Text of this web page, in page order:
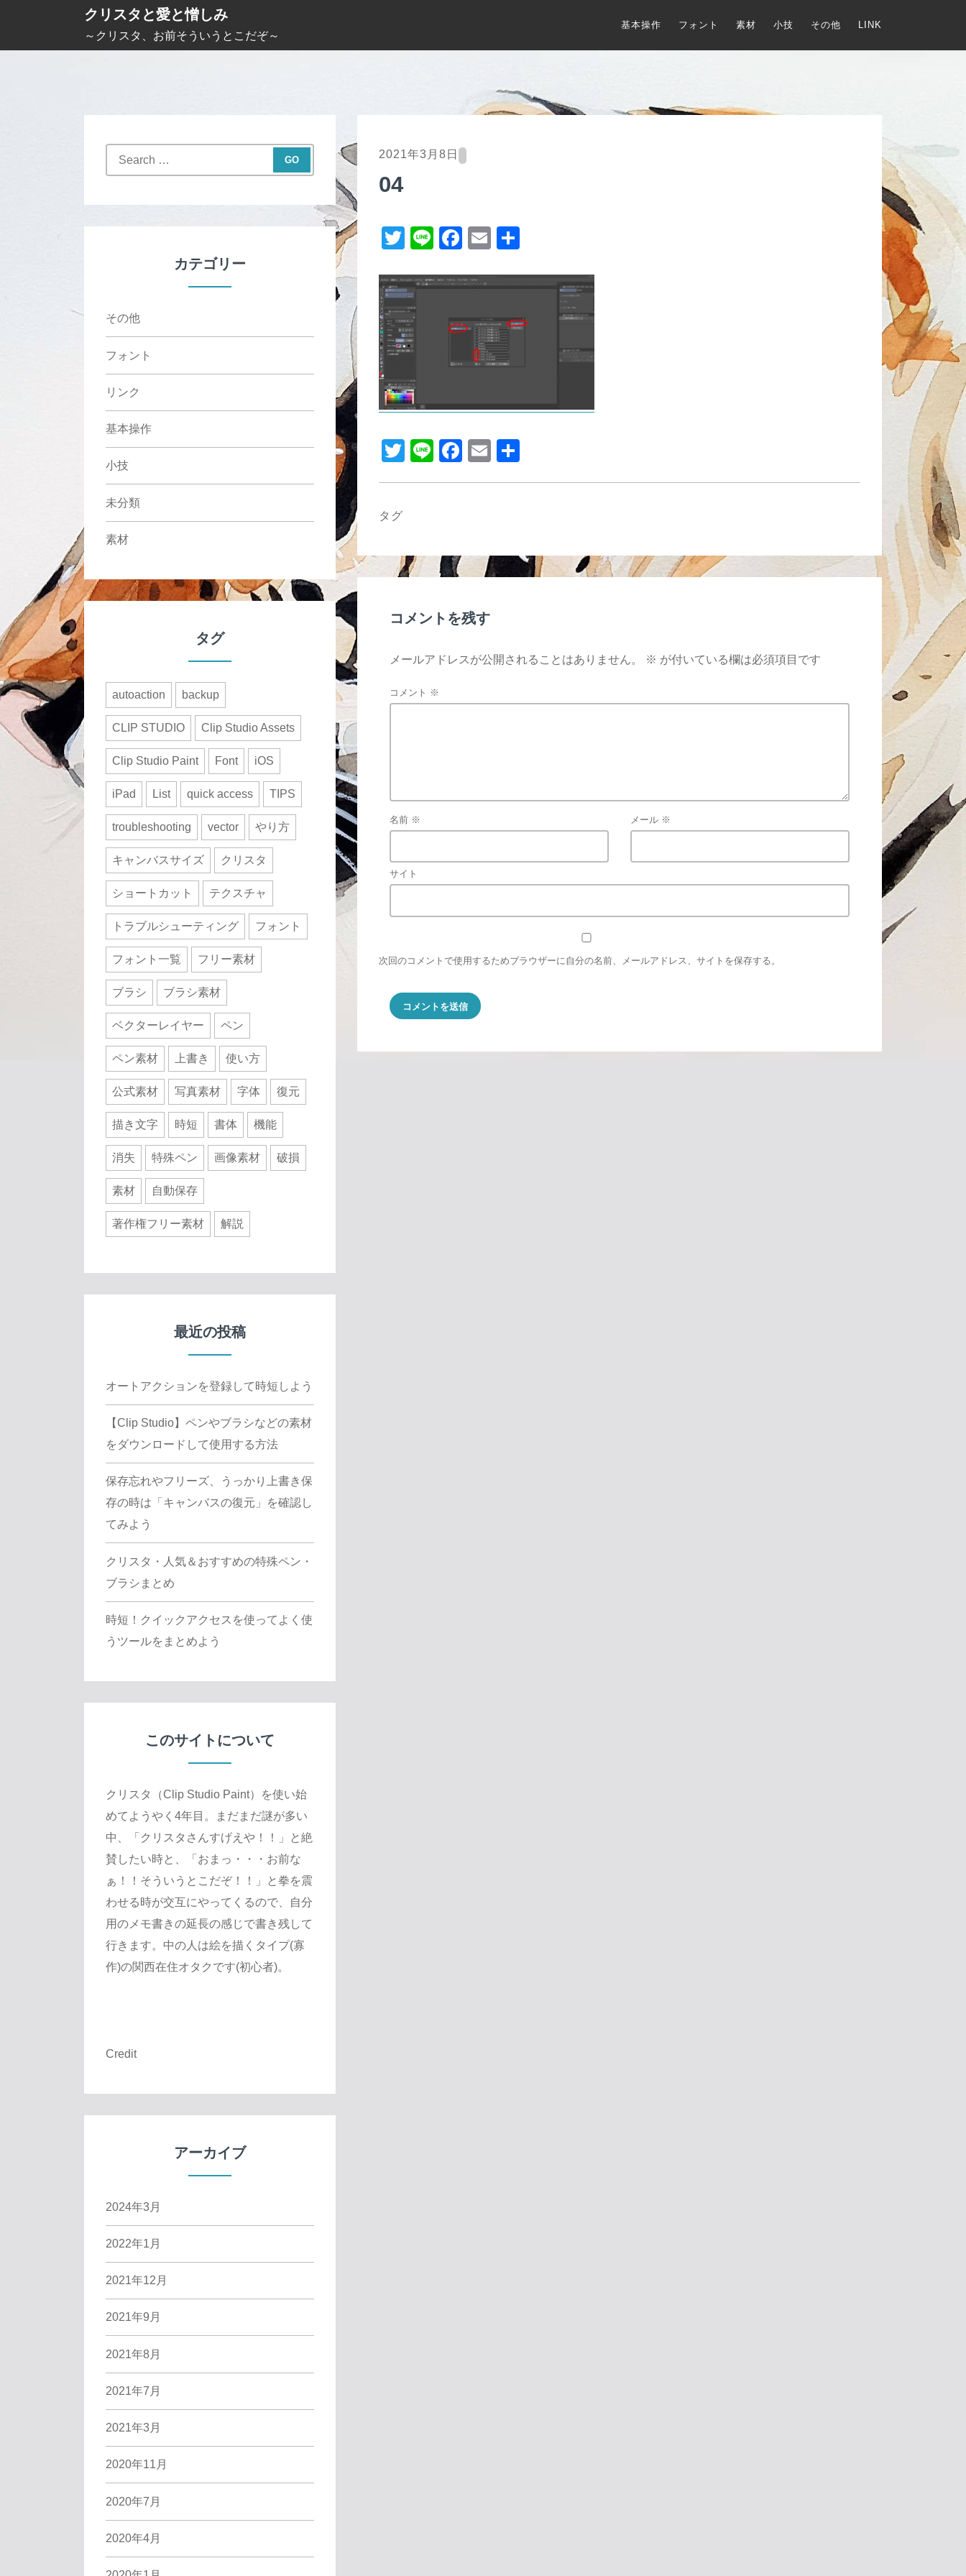
i
クリスタと愛と憎しみ
～クリスタ、お前そういうとこだぞ～
基本操作 フォント 素材 小技 その他 LINK
2021年3月8日
04
T
tt
er
Li
e
F
c
b
o
E
ail
T
Li
F
o
k
E
タグ
コメントを残す
メールアドレスが公開されることはありません。 ※ が付いている欄は必須項目です
コメント ※
名前 ※ メール ※
サイト
次回のコメントで使用するためブラウザーに自分の名前、メールアドレス、サイトを保存する。
カテゴリー
その他
フォント
リンク
基本操作
小技
未分類
素材
タグ
autoaction backup
CLIP STUDIO Clip Studio Assets
Clip Studio Paint Font iOS
iPad List quick access TIPS
troubleshooting vector やり方
キャンバスサイズ クリスタ
ショートカット テクスチャ
トラブルシューティング フォント
フォント一覧 フリー素材
ブラシ ブラシ素材
ベクターレイヤー ペン
ペン素材 上書き 使い方
公式素材 写真素材 字体 復元
描き文字 時短 書体 機能
消失 特殊ペン 画像素材 破損
素材 自動保存
著作権フリー素材 解説
最近の投稿
オートアクションを登録して時短しよう
【Clip Studio】ペンやブラシなどの素材
をダウンロードして使用する方法
保存忘れやフリーズ、うっかり上書き保
存の時は「キャンバスの復元」を確認し
てみよう
クリスタ・人気＆おすすめの特殊ペン・
ブラシまとめ
時短！クイックアクセスを使ってよく使
うツールをまとめよう
このサイトについて
クリスタ（Clip Studio Paint）を使い始
めてようやく4年目。まだまだ謎が多い
中、「クリスタさんすげえや！！」と絶
賛したい時と、「おまっ・・・お前な
ぁ！！そういうとこだぞ！！」と拳を震
わせる時が交互にやってくるので、自分
用のメモ書きの延長の感じで書き残して
行きます。中の人は絵を描くタイプ(寡
作)の関西在住オタクです(初心者)。
Credit
アーカイブ
2024年3月
2022年1月
2021年12月
2021年9月
2021年8月
2021年7月
2021年3月
2020年11月
2020年7月
2020年4月